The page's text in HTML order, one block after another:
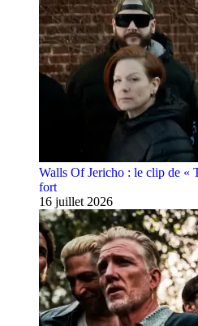
Walls Of Jericho : le clip de «
fort
16 juillet 2026